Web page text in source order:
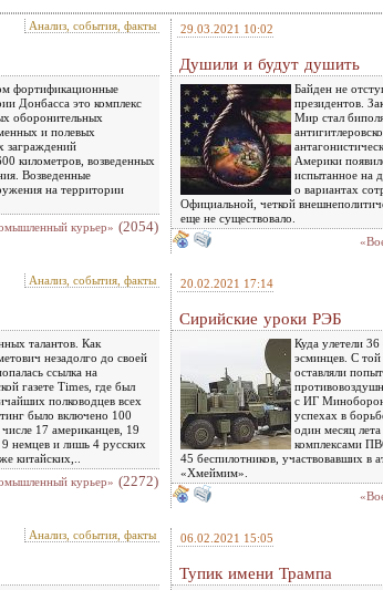
Анализ, события, факты
фортификационные
Донбасса это комплекс
оборонительных
и полевых
заграждений
километров, возведенных
Возведенные
на территории
курьер» (2054)
29.03.2021 10:02
Душили и будут душить
Байден не
президентов.
Мир стал
Америки
испытанное на
о вариантах
Официальной, четкой
еще не существовало.
Анализ, события, факты
талантов. Как
незадолго до своей
ссылка на
газете Times, где был
полководцев всех
было включено 100
17 американцев, 19
немцев и лишь 4 русских
китайских,..
курьер» (2272)
20.02.2021 17:14
Сирийские уроки РЭБ
Куда улетели
эсминцев. С
оставляли
с ИГ
успехах в
один месяц
комплексами
45 беспилотников, участвовавших в
«Хмеймим».
Анализ, события, факты 06.02.2021 15:05
Тупик имени Трампа